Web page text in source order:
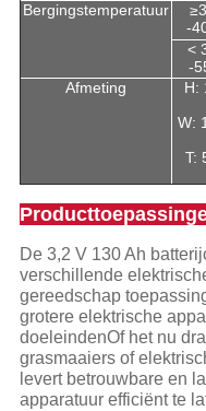
Bergingstemperatuur
-
<
-
Afmeting
H:
W:
T:
De 3,2 V 130 Ah
verschillende
gereedschap
grotere elektrische
doeleindenOf het nu
grasmaaiers of
levert betrouwbare en
apparatuur efficiënt te